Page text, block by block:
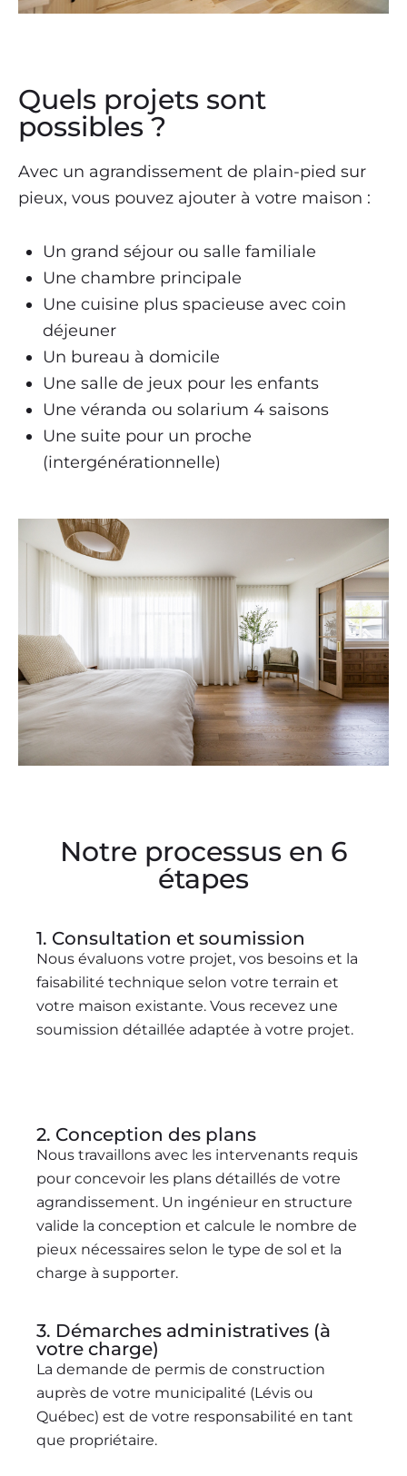
Quels projets sont
possibles ?
Avec un agrandissement de plain-pied sur
pieux, vous pouvez ajouter à votre maison :
Un grand séjour ou salle familiale
Une chambre principale
Une cuisine plus spacieuse avec coin
déjeuner
Un bureau à domicile
Une salle de jeux pour les enfants
Une véranda ou solarium 4 saisons
Une suite pour un proche
(intergénérationnelle)
Notre processus en 6
étapes
1. Consultation et soumission
Nous évaluons votre projet, vos besoins et la
faisabilité technique selon votre terrain et
votre maison existante. Vous recevez une
soumission détaillée adaptée à votre projet.
2. Conception des plans
Nous travaillons avec les intervenants requis
pour concevoir les plans détaillés de votre
agrandissement. Un ingénieur en structure
valide la conception et calcule le nombre de
pieux nécessaires selon le type de sol et la
charge à supporter.
3. Démarches administratives (à
votre charge)
La demande de permis de construction
auprès de votre municipalité (Lévis ou
Québec) est de votre responsabilité en tant
que propriétaire.